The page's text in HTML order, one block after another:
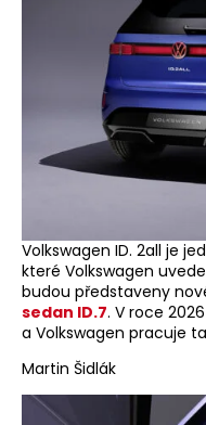
Volkswagen ID. 2all je
které Volkswagen
budou představeny
sedan ID.7. V roce
a Volkswagen pracuje
Martin Šidlák